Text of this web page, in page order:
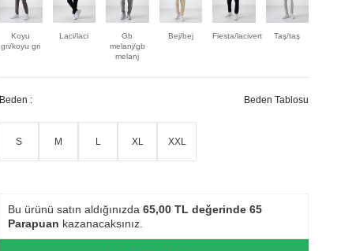
Koyu
gri/koyu gri
Laci/laci
Gb
melanj/gb
melanj
Bej/bej Fiesta/lacivert Taş/taş
Beden : Beden Tablosu
S M L XL XXL
Bu ürünü satın aldığınızda 65,00 TL değerinde 65
Parapuan kazanacaksınız.